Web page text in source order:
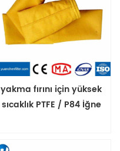
yakma fırını için yüksek
sıcaklık PTFE / P84 İğne